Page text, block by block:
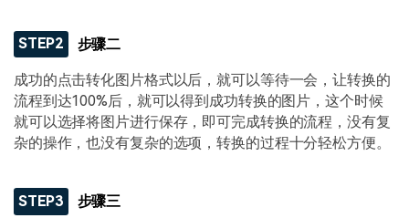
STEP2 步骤二
成功的点击转化图片格式以后，就可以等待一会，让转换的
流程到达100%后，就可以得到成功转换的图片，这个时候
就可以选择将图片进行保存，即可完成转换的流程，没有复
杂的操作，也没有复杂的选项，转换的过程十分轻松方便。
STEP3 步骤三